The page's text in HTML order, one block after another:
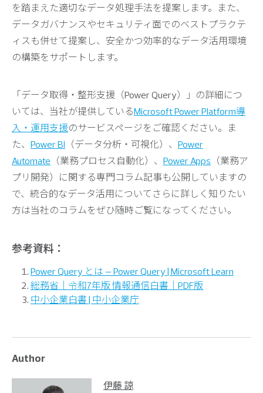
を踏まえた適切なデータ処理手法を提案します。また、
データガバナンスやセキュリティ面でのベストプラクテ
ィスも併せて提案し、安全かつ効率的なデータ活用環境
の構築をサポートします。
「データ取得・整形支援（Power Query）」の詳細につ
いては、当社が提供しているMicrosoft Power Platform導
入・運用支援のサービスページをご確認ください。ま
た、 Power BI （データ分析・可視化）、 Power
Automate （業務プロセス自動化）、 Power Apps （業務ア
プリ開発）に関する専門コラム記事も公開していますの
で、統合的なデータ活用についてさらに詳しく知りたい
方は当社のコラムをぜひ随時ご覧になってください。
参考資料：
Power Query とは – Power Query | Microsoft Learn
総務省｜令和7年版 情報通信白書｜PDF版
中小企業白書 | 中小企業庁
Author
伊藤 諒